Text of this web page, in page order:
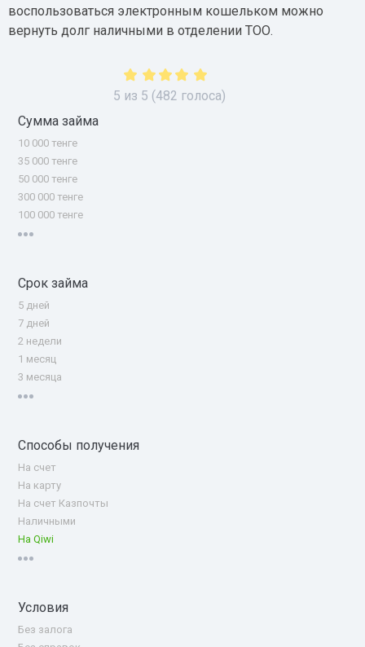
воспользоваться электронным кошельком можно
вернуть долг наличными в отделении ТОО.
5 из 5 (482 голоса)
Сумма займа
10 000 тенге
35 000 тенге
50 000 тенге
300 000 тенге
100 000 тенге
Срок займа
5 дней
7 дней
2 недели
1 месяц
3 месяца
Способы получения
На счет
На карту
На счет Казпочты
Наличными
На Qiwi
Условия
Без залога